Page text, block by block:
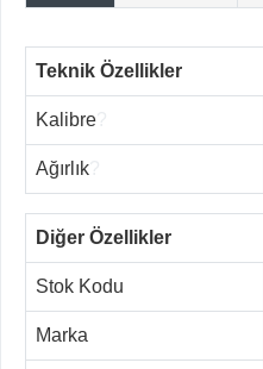
Teknik Özellikler
Kalibre
Ağırlık
Diğer Özellikler
Stok Kodu
Marka